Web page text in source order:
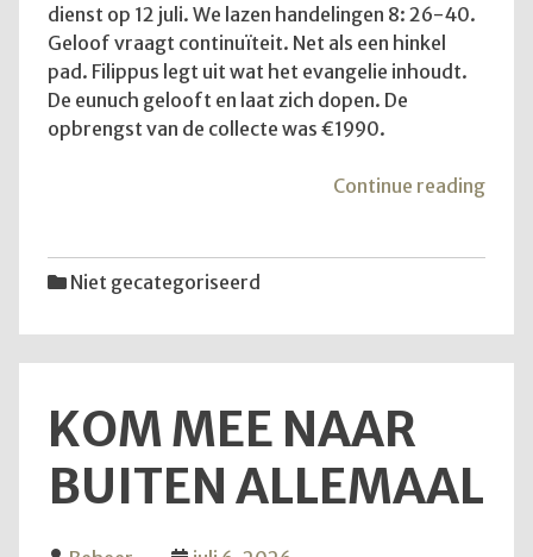
dienst op 12 juli. We lazen handelingen 8: 26-40.
Geloof vraagt continuïteit. Net als een hinkel
pad. Filippus legt uit wat het evangelie inhoudt.
De eunuch gelooft en laat zich dopen. De
opbrengst van de collecte was €1990.
Continue reading"De
Niet gecategoriseerd
KOM MEE NAAR
BUITEN ALLEMAAL